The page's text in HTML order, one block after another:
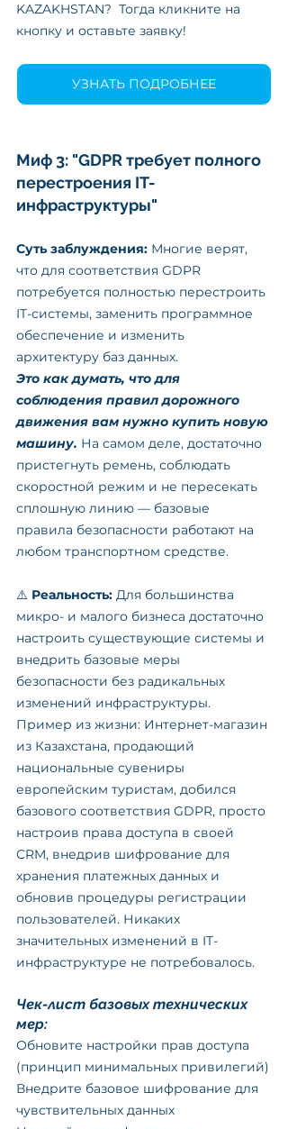
KAZAKHSTAN?  Тогда кликните на
кнопку и оставьте заявку!
УЗНАТЬ ПОДРОБНЕЕ
Миф 3: "GDPR требует полного
перестроения IT-
инфраструктуры"
Суть заблуждения: Многие верят,
что для соответствия GDPR
потребуется полностью перестроить
IT-системы, заменить программное
обеспечение и изменить
архитектуру баз данных.
Это как думать, что для
соблюдения правил дорожного
движения вам нужно купить новую
машину. На самом деле, достаточно
пристегнуть ремень, соблюдать
скоростной режим и не пересекать
сплошную линию — базовые
правила безопасности работают на
любом транспортном средстве.
⚠️ Реальность: Для большинства
микро- и малого бизнеса достаточно
настроить существующие системы и
внедрить базовые меры
безопасности без радикальных
изменений инфраструктуры.
Пример из жизни: Интернет-магазин
из Казахстана, продающий
национальные сувениры
европейским туристам, добился
базового соответствия GDPR, просто
настроив права доступа в своей
CRM, внедрив шифрование для
хранения платежных данных и
обновив процедуры регистрации
пользователей. Никаких
значительных изменений в IT-
инфраструктуре не потребовалось.
Чек-лист базовых технических
мер:
Обновите настройки прав доступа
(принцип минимальных привилегий)
Внедрите базовое шифрование для
чувствительных данных